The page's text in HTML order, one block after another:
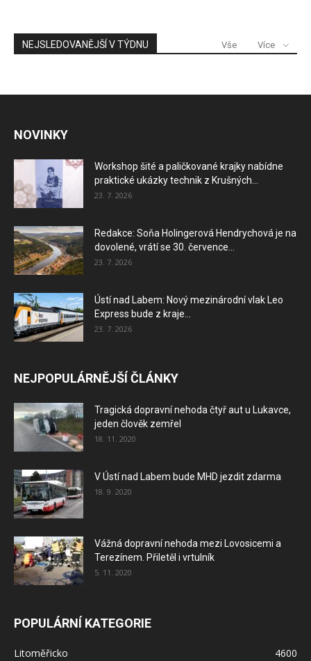
NEJSLEDOVANĚJŠÍ V TÝDNU Vše Více
NOVINKY
Workshop šité a paličkované krajky nabídne
praktické ukázky technik z Krušných...
23. 7. 2026
Redakce: Soňa Holingerová Hendrychová je na
dovolené, vrátí se 30. července...
23. 7. 2026
Ústí nad Labem: Nový mezinárodní vlak Leo
Express bude z kraje...
23. 7. 2026
NEJPOPULÁRNĚJŠÍ ČLÁNKY
Tragická dopravní nehoda čtyř aut u Lukavce,
jeden člověk zemřel
18. 11. 2020
V Ústí nad Labem bude MHD jezdit zdarma
18. 9. 2020
Vážná dopravní nehoda mezi Lovosicemi a
Terezínem. Přiletěl i vrtulník
5. 11. 2020
POPULÁRNÍ KATEGORIE
Litoměřicko
4600